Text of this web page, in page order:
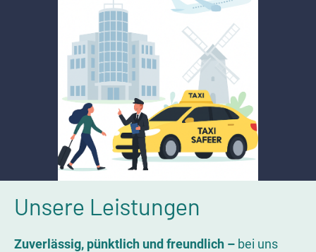
Unsere Leistungen
Zuverlässig, pünktlich und freundlich – bei uns